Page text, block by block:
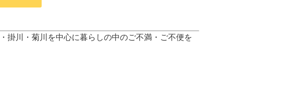
・掛川・菊川
を中心に暮らしの中のご不満・ご不便を